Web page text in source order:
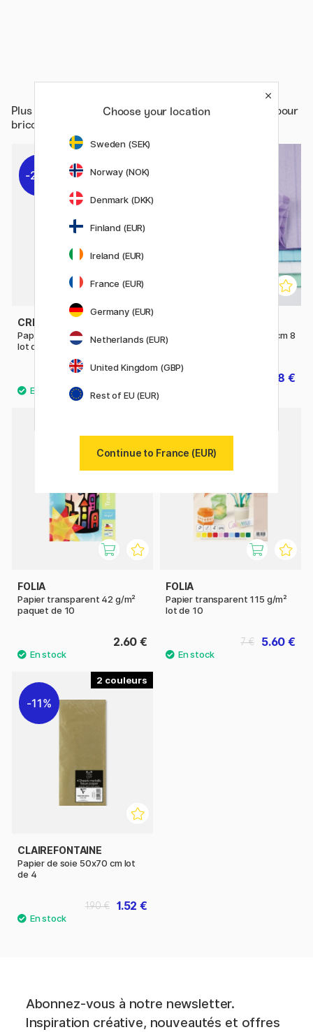
Plus de
Kids / Amusement et apprentissage / Papier pour
bricolage et carnets de dessin / Papier de soie
20%
CREATIV COMPANY
Papier de soie A4 30 couleurs
lot de 300
14 €
Papier nid d'abeille 18x28 cm 8
feuilles
6.88 €
FOLIA
Papier transparent 42 g/m²
paquet de 10
2.60 €
11%
FOLIA
Papier transparent 115 g/m²
lot de 10
5.60 €
7 €
2
11%
CLAIREFONTAINE
Papier de soie 50x70 cm lot
de 4
1.52 €
1.90 €
Abonnez-vous à notre newsletter.
Inspiration créative, nouveautés et offres
Choose your location
Sweden (SEK)
Norway (NOK)
Denmark (DKK)
Finland (EUR)
Ireland (EUR)
France (EUR)
Germany (EUR)
Netherlands (EUR)
United Kingdom (GBP)
Rest of EU (EUR)
Continue to France (EUR)